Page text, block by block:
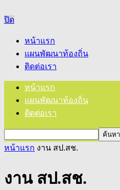
ปิด
หน้าแรก
แผนพัฒนาท้องถิ่น
ติดต่อเรา
หน้าแรก
แผนพัฒนาท้องถิ่น
ติดต่อเรา
หน้าแรก งาน สป.สช.
งาน สป.สช.